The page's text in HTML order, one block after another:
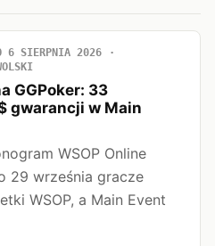
6 SIERPNIA 2026
GGPoker: 33
gwarancji w Main
WSOP Online
29 września gracze
WSOP, a Main Event